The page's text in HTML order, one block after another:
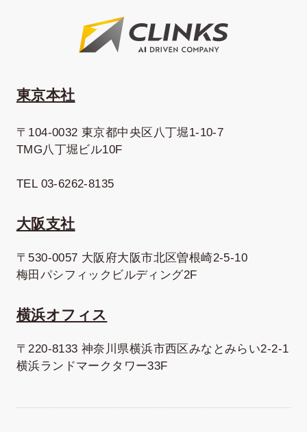
東京本社
〒104-0032 東京都中央区八丁堀1-10-7
TMG八丁堀ビル10F
TEL 03-6262-8135
大阪支社
〒530-0057 大阪府大阪市北区曽根崎2-5-10
梅田パシフィックビルディング2F
横浜オフィス
〒220-8133 神奈川県横浜市西区みなとみらい2-2-1
横浜ランドマークタワー33F